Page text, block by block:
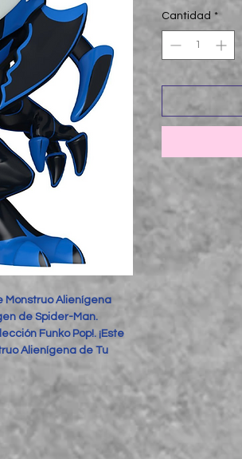
Monstruo Alienígena
de Spider-Man.
Funko Pop!. ¡Este
Alienígena de Tu
Cantidad *